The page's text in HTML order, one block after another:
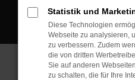
Mail:
Statistik und
Diese Technologien
Webseite zu analysieren,
zu verbessern. Zudem
die von dritten
Sie auf anderen
zu schalten, die für Ihre